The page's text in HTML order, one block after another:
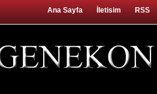
Ana Sayfa İletisim RSS